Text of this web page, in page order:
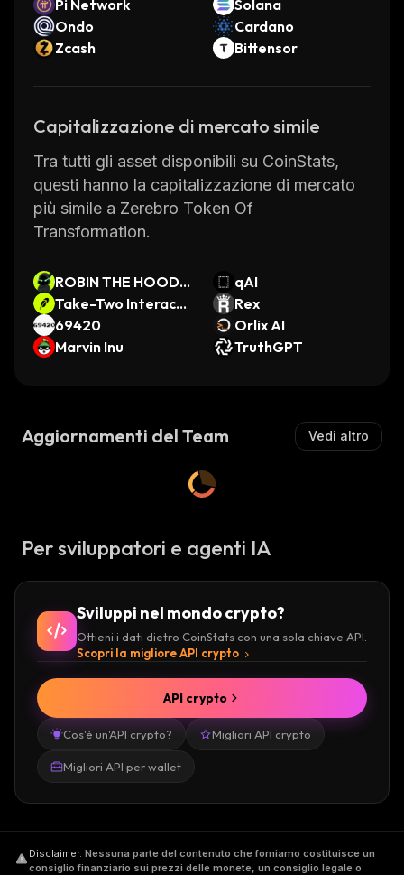
Pi Network
Solana
Ondo
Cardano
Zcash
Bittensor
Capitalizzazione di mercato simile
Tra tutti gli asset disponibili su CoinStats,
questi hanno la capitalizzazione di mercato
più simile a Zerebro Token Of
Transformation.
ROBIN THE HOODI
NI
qAI
Take-Two Interacti
ve Software • Robin
hood Token
Rex
69420
Orlix AI
Marvin Inu
TruthGPT
Aggiornamenti del Team Vedi altro
Per sviluppatori e agenti IA
Sviluppi nel mondo crypto?
Ottieni i dati dietro CoinStats con una sola chiave API.
Scopri la migliore API crypto
Cos'è un'API crypto? Migliori API crypto
Migliori API per wallet
API crypto
Disclaimer. Nessuna parte del contenuto che forniamo costituisce un
consiglio finanziario sui prezzi delle monete, un consiglio legale o